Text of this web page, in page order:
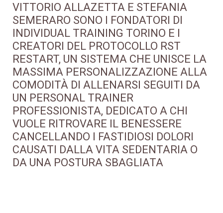
VITTORIO ALLAZETTA E STEFANIA
SEMERARO SONO I FONDATORI DI
INDIVIDUAL TRAINING TORINO E I
CREATORI DEL PROTOCOLLO RST
RESTART, UN SISTEMA CHE UNISCE LA
MASSIMA PERSONALIZZAZIONE ALLA
COMODITÀ DI ALLENARSI SEGUITI DA
UN PERSONAL TRAINER
PROFESSIONISTA, DEDICATO A CHI
VUOLE RITROVARE IL BENESSERE
CANCELLANDO I FASTIDIOSI DOLORI
CAUSATI DALLA VITA SEDENTARIA O
DA UNA POSTURA SBAGLIATA